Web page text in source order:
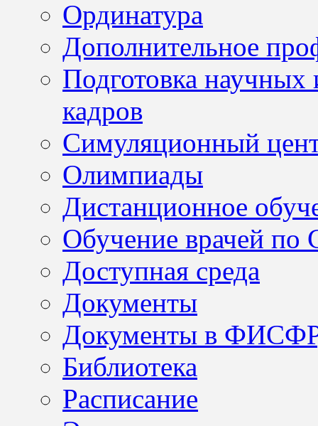
Ординатура
Дополнительное
Подготовка научных
кадров
Симуляционный
Олимпиады
Дистанционное
Обучение врачей по
Доступная среда
Документы
Документы в
Библиотека
Расписание